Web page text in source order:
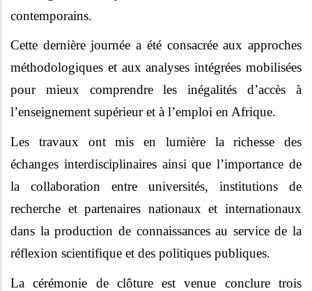
contemporains.
Cette dernière journée a été consacrée aux approches
méthodologiques et aux analyses intégrées mobilisées
pour mieux comprendre les inégalités d’accès à
l’enseignement supérieur et à l’emploi en Afrique.
Les travaux ont mis en lumière la richesse des
échanges interdisciplinaires ainsi que l’importance de
la collaboration entre universités, institutions de
recherche et partenaires nationaux et internationaux
dans la production de connaissances au service de la
réflexion scientifique et des politiques publiques.
La cérémonie de clôture est venue conclure trois